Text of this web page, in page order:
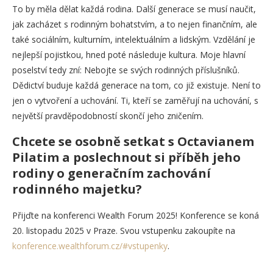
To by měla dělat každá rodina. Další generace se musí naučit,
jak zacházet s rodinným bohatstvím, a to nejen finančním, ale
také sociálním, kulturním, intelektuálním a lidským. Vzdělání je
nejlepší pojistkou, hned poté následuje kultura. Moje hlavní
poselství tedy zní: Nebojte se svých rodinných příslušníků.
Dědictví buduje každá generace na tom, co již existuje. Není to
jen o vytvoření a uchování. Ti, kteří se zaměřují na uchování, s
největší pravděpodobností skončí jeho zničením.
Chcete se osobně setkat s Octavianem
Pilatim a poslechnout si příběh jeho
rodiny o generačním zachování
rodinného majetku?
Přijďte na konferenci Wealth Forum 2025! Konference se koná
20. listopadu 2025 v Praze. Svou vstupenku zakoupíte na
konference.wealthforum.cz/#vstupenky.